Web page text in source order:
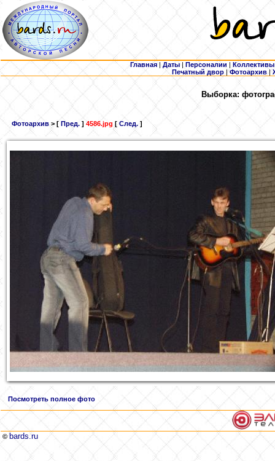
Главная | Даты | Персоналии | Коллективы
Печатный двор |Фотоархив |
Выборка:
Фотоархив > [ Пред. ] 4586.jpg [След. ]
Посмотреть полное фото
© bards.ru